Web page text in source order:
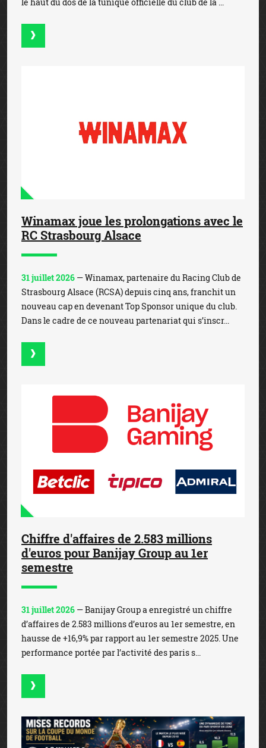
Winamax joue les prolongations avec le
RC Strasbourg Alsace
31 juillet 2026 — Winamax, partenaire du Racing Club de
Strasbourg Alsace (RCSA) depuis cinq ans, franchit un
nouveau cap en devenant Top Sponsor unique du club.
Dans le cadre de ce nouveau partenariat qui s’inscr...
Chiffre d'affaires de 2.583 millions
d'euros pour Banijay Group au 1er
semestre
31 juillet 2026 — Banijay Group a enregistré un chiffre
d’affaires de 2.583 millions d’euros au 1er semestre, en
hausse de +16,9% par rapport au 1er semestre 2025. Une
performance portée par l’activité des paris s...